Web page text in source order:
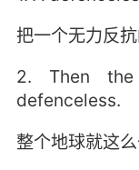
把一个无力反
2. Then
defenceless.
整个地球就这